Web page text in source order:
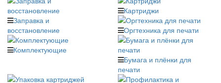
Заправка и
восстановление
Картриджи
Оргтехника для печати
Комплектующие
Бумага и плёнки для
печати